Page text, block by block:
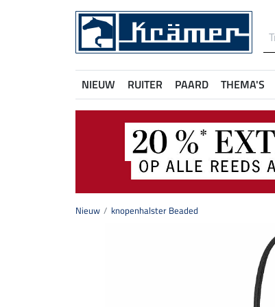
NIEUW RUITER PAARD THEMA'S
Nieuw knopenhalster Beaded